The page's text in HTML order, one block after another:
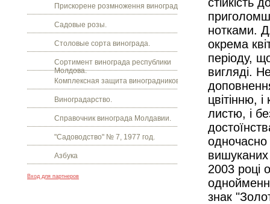
Прискорене розмноження винограду.
Садовые розы.
Столовые сорта винограда.
Сортимент винограда республики
Молдова.
Комплексная защита виноградников.
Виноградарство.
Справочник винограда Молдавии.
"Садоводство" № 7, 1977 год.
Азбука
Вход для партнеров
нотками.
окрема
періоду,
вигляді.
цвітінню,
листю, і
вишуканих
2003 році
знак